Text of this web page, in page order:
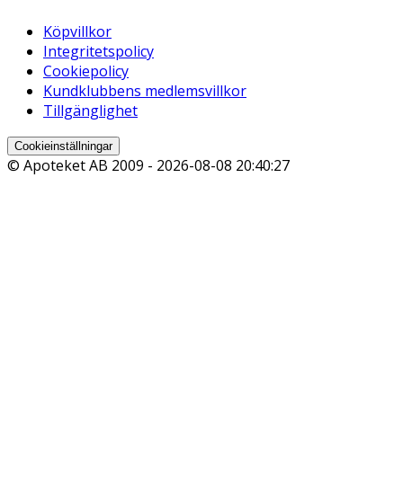
Köpvillkor
Integritetspolicy
Cookiepolicy
Kundklubbens medlemsvillkor
Tillgänglighet
Cookieinställningar
© Apoteket AB 2009 - 2026-08-08 20:40:27